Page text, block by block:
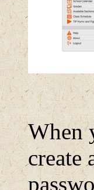
When
create